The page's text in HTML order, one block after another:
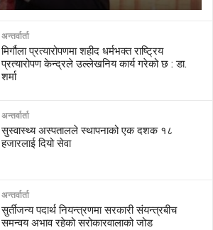
अन्तर्वार्ता
मिर्गौला प्रत्यारोपणमा शहीद धर्मभक्त राष्ट्रिय
प्रत्यारोपण केन्द्रले उल्लेखनिय कार्य गरेको छ : डा.
शर्मा
अन्तर्वार्ता
सुस्वास्थ्य अस्पतालले स्थापनाको एक दशक १८
हजारलाई दियो सेवा
अन्तर्वार्ता
सुर्तीजन्य पदार्थ नियन्त्रणमा सरकारी संयन्त्रबीच
समन्वय अभाव रहेको सरोकारवालाको जोड